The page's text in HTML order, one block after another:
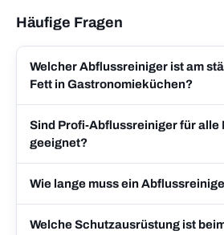
Häufige Fragen
Welcher Abflussreiniger ist am
Fett in Gastronomieküchen?
Sind Profi-Abflussreiniger für alle
geeignet?
Wie lange muss ein
Welche Schutzausrüstung ist